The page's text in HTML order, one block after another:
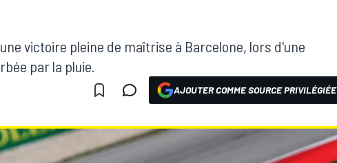
victoire pleine de maîtrise à Barcelone, lors d'une
par la pluie.
AJOUTER COMME SOURCE PRIVILÉGIÉE